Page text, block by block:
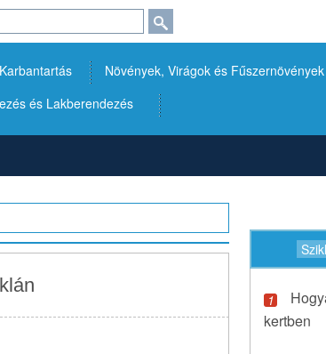
Növények, Virágok és Fűszernövények
és Lakberendezés
kertben